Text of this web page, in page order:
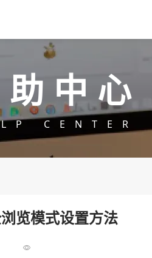
助中心
CENTER
览模式设置方法